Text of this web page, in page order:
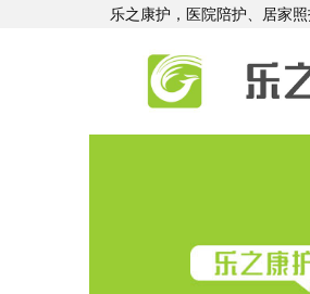
乐之康护，医院陪护、居家